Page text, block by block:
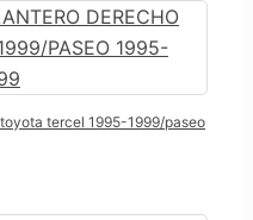
tercel 1995-1999/paseo